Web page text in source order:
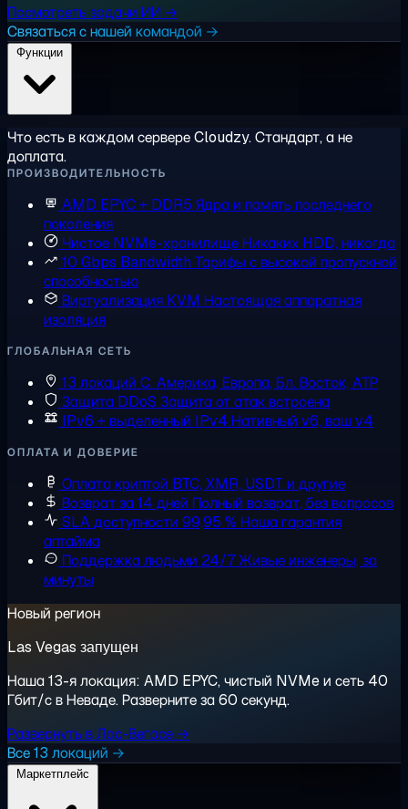
Посмотреть задачи ИИ →
Связаться с нашей командой →
Что есть в каждом сервере Cloudzy. Стандарт, а не
доплата.
ПРОИЗВОДИТЕЛЬНОСТЬ
AMD EPYC + DDR5 Ядра и память последнего
поколения
Чистое NVMe-хранилищеНикаких HDD, никогда
10 Gbps Bandwidth Тарифы с высокой пропускной
способностью
Виртуализация KVM Настоящая аппаратная
изоляция
ГЛОБАЛЬНАЯ СЕТЬ
13 локаций С. Америка, Европа, Бл. Восток, АТР
Защита DDoS Защита от атак встроена
IPv6 + выделенный IPv4 Нативный v6, ваш v4
ОПЛАТА И ДОВЕРИЕ
Оплата криптой BTC, XMR, USDT и другие
Возврат за 14 дней Полный возврат, без вопросов
SLA доступности 99,95 % Наша гарантия
аптайма
Поддержка людьми 24/7Живые инженеры, за
минуты
Новый регион
Las Vegas запущен
Наша 13-я локация: AMD EPYC, чистый NVMe и сеть 40
Гбит/с в Неваде. Разверните за 60 секунд.
Развернуть в Лас-Вегасе →
Все 13 локаций →